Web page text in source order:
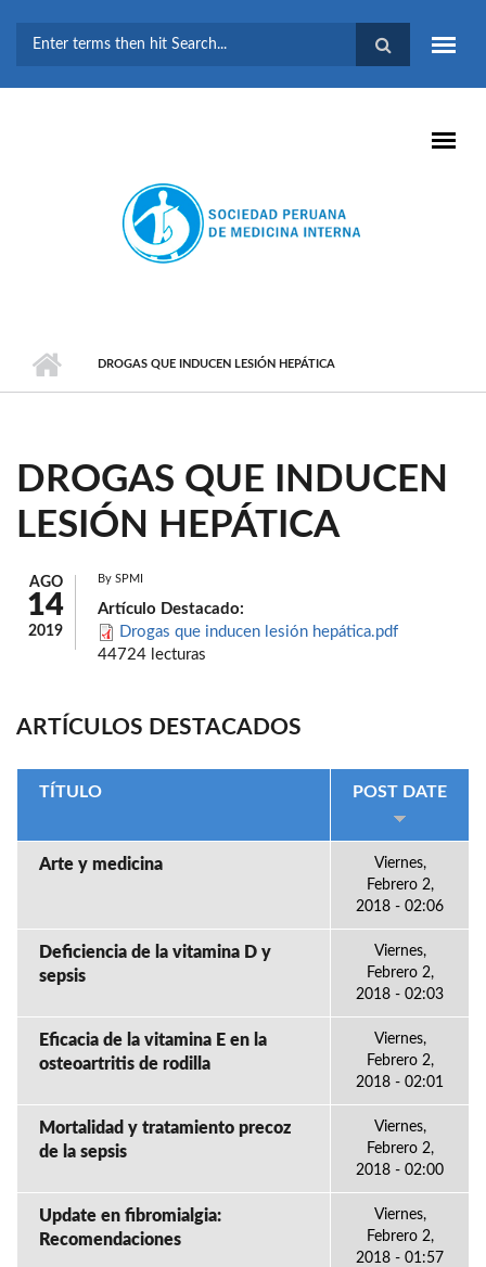
BÚSQUEDA
DROGAS QUE INDUCEN LESIÓN HEPÁTICA
DROGAS QUE INDUCEN
LESIÓN HEPÁTICA
AGO
14
2019
By SPMI
Artículo Destacado:
Drogas que inducen lesión hepática.pdf
44724 lecturas
ARTÍCULOS DESTACADOS
TÍTULO POST DATE
Arte y medicina
Viernes,
Febrero 2,
2018 - 02:06
Deficiencia de la vitamina D y
sepsis
Viernes,
Febrero 2,
2018 - 02:03
Eficacia de la vitamina E en la
osteoartritis de rodilla
Viernes,
Febrero 2,
2018 - 02:01
Mortalidad y tratamiento precoz
de la sepsis
Viernes,
Febrero 2,
2018 - 02:00
Update en fibromialgia:
Recomendaciones
Viernes,
Febrero 2,
2018 - 01:57